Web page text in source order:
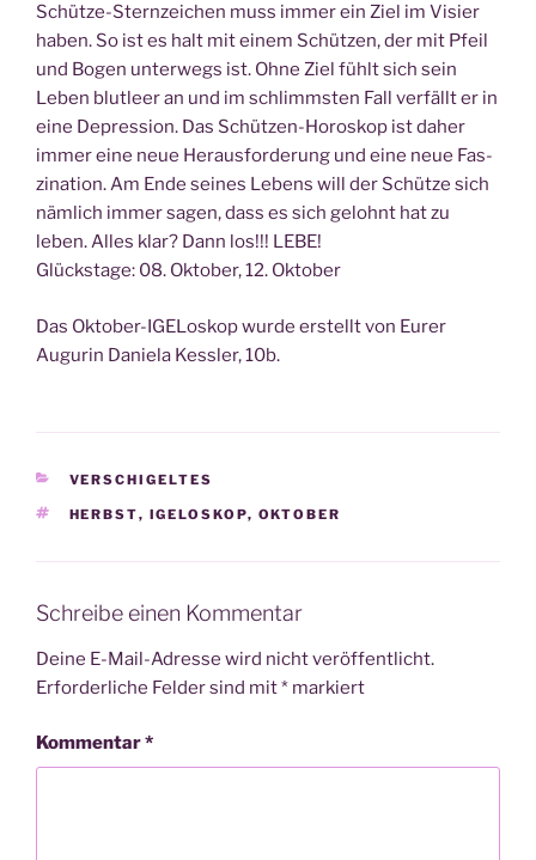
Schüt­ze-Stern­zei­chen muss immer ein Ziel im Visier
haben. So ist es halt mit einem Schüt­zen, der mit Pfeil
und Bogen unter­wegs ist. Ohne Ziel fühlt sich sein
Leben blut­leer an und im schlimms­ten Fall ver­fällt er in
eine Depres­si­on. Das Schüt­zen-Horo­skop ist daher
immer eine neue Her­aus­for­de­rung und eine neue Fas­
zi­na­ti­on. Am Ende sei­nes Lebens will der Schüt­ze sich
näm­lich immer sagen, dass es sich gelohnt hat zu
leben. Alles klar? Dann los!!! LEBE!
Glücks­ta­ge: 08. Okto­ber, 12. Oktober
Das Okto­ber-IGE­Lo­skop wur­de erstellt von Eurer
Augu­rin Danie­la Kess­ler, 10b.
KATEGORIEN
VERSCHIGELTES
SCHLAGWÖRTER
HERBST, IGELOSKOP, OKTOBER
Schreibe einen Kommentar
Deine E-Mail-Adresse wird nicht veröffentlicht.
Erforderliche Felder sind mit* markiert
Kommentar*